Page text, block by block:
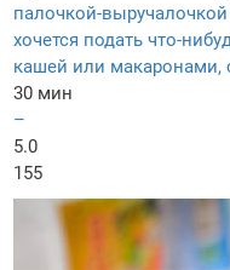
палочкой-
хочется подать что-
кашей или макаронами,
30 мин
–
5.0
155